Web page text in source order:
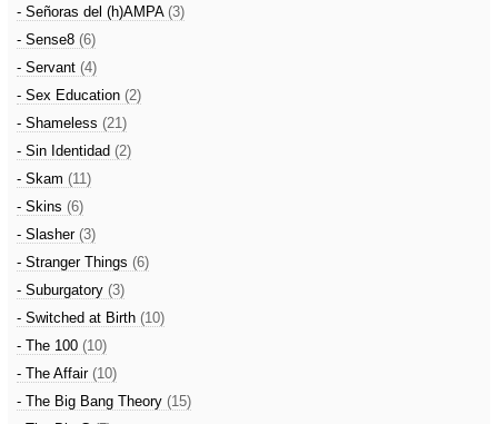
- Señoras del (h)AMPA (3)
- Sense8 (6)
- Servant (4)
- Sex Education (2)
- Shameless (21)
- Sin Identidad (2)
- Skam (11)
- Skins (6)
- Slasher (3)
- Stranger Things (6)
- Suburgatory (3)
- Switched at Birth (10)
- The 100 (10)
- The Affair (10)
- The Big Bang Theory (15)